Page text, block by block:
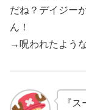
だね？デイジー
ん！
→呪われたよう
『